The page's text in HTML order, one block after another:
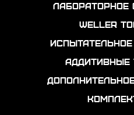
Лабораторное
Weller
Аддитивные